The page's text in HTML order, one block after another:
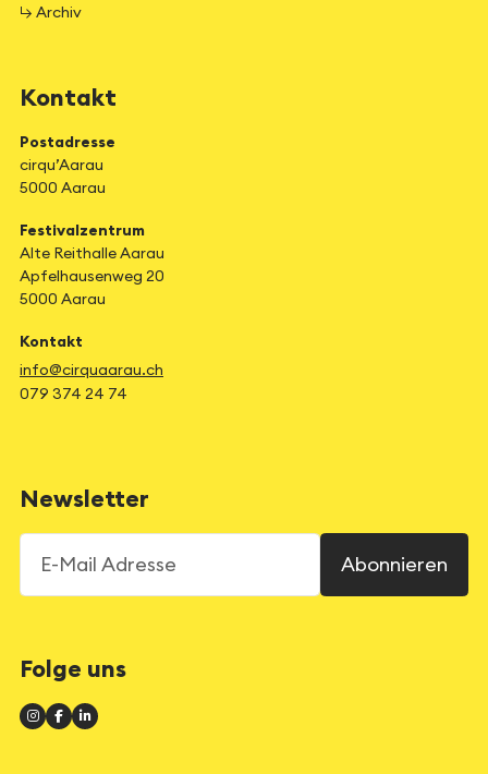
↳ Archiv
Kontakt
Postadresse
cirqu’Aarau
5000 Aarau
Festivalzentrum
Alte Reithalle Aarau
Apfelhausenweg 20
5000 Aarau
Kontakt
info@cirquaarau.ch
079 374 24 74
Newsletter
Abonnieren
Folge uns